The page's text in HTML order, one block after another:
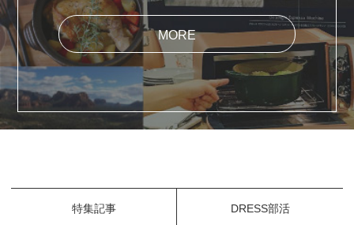
MORE
特集記事 DRESS部活